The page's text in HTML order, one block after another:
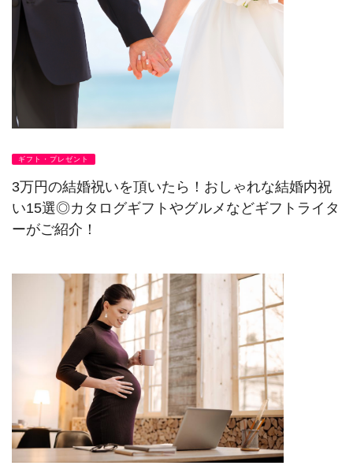
ギフト・プレゼント
3万円の結婚祝いを頂いたら！おしゃれな結婚内祝
い15選◎カタログギフトやグルメなどギフトライタ
ーがご紹介！